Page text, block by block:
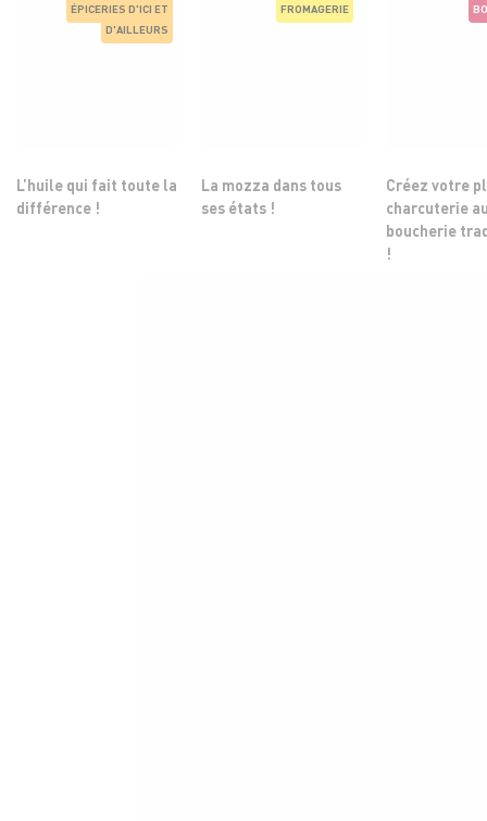
ÉPICERIES D'ICI ET
D'AILLEURS
L’huile qui fait toute la
différence !
FROMAGERIE
La mozza dans tous
ses états !
Créez votre
charcuterie
boucherie
!